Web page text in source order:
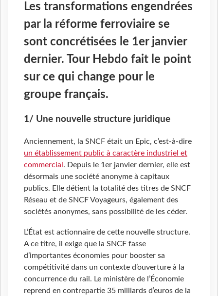
Les transformations engendrées
par la réforme ferroviaire se
sont concrétisées le 1er janvier
dernier. Tour Hebdo fait le point
sur ce qui change pour le
groupe français.
1/ Une nouvelle structure juridique
Anciennement, la SNCF était un Epic, c’est-à-dire
un établissement public à caractère industriel et
commercial . Depuis le 1er janvier dernier, elle est
désormais une société anonyme à capitaux
publics. Elle détient la totalité des titres de SNCF
Réseau et de SNCF Voyageurs, également des
sociétés anonymes, sans possibilité de les céder.
L’État est actionnaire de cette nouvelle structure.
A ce titre, il exige que la SNCF fasse
d’importantes économies pour booster sa
compétitivité dans un contexte d’ouverture à la
concurrence du rail. Le ministère de l’Économie
reprend en contrepartie 35 milliards d’euros de la